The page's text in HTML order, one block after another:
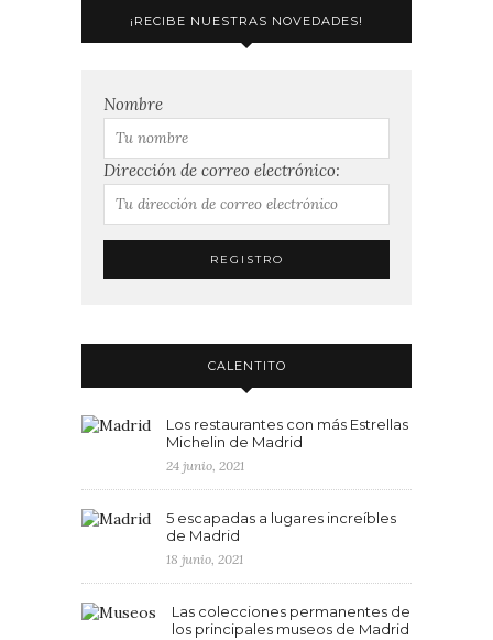
¡RECIBE NUESTRAS NOVEDADES!
Nombre
Dirección de correo electrónico:
CALENTITO
Los restaurantes con más Estrellas
Michelin de Madrid
24 junio, 2021
5 escapadas a lugares increíbles
de Madrid
18 junio, 2021
Las colecciones permanentes de
los principales museos de Madrid